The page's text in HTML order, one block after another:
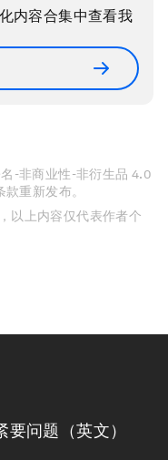
内容合集中查看我
-非商业性-非衍生品 4.0
重新发布。
以上内容仅代表作者个
问题（英文）